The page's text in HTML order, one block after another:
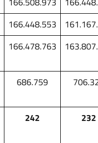
166.448.553
166.478.763
686.759
242 232